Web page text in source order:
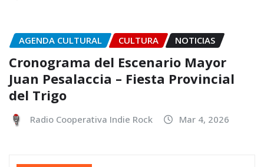
AGENDA CULTURAL CULTURA NOTICIAS
Cronograma del Escenario Mayor
Juan Pesalaccia – Fiesta Provincial
del Trigo
Radio Cooperativa Indie Rock Mar 4, 2026